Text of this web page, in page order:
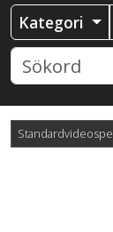
Kategori